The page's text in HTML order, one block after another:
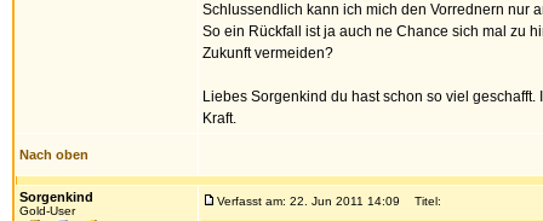
Schlussendlich kann ich mich den Vorrednern nur
So ein Rückfall ist ja auch ne Chance sich mal zu
Zukunft vermeiden?
Liebes Sorgenkind du hast schon so viel
Kraft.
Nach oben
Sorgenkind
Gold-User
Verfasst am: 22. Jun 2011 14:09 Titel: